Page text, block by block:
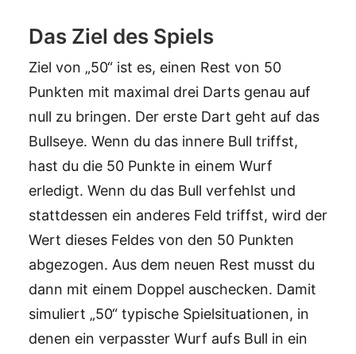
Das Ziel des Spiels
Ziel von „50“ ist es, einen Rest von 50
Punkten mit maximal drei Darts genau auf
null zu bringen. Der erste Dart geht auf das
Bullseye. Wenn du das innere Bull triffst,
hast du die 50 Punkte in einem Wurf
erledigt. Wenn du das Bull verfehlst und
stattdessen ein anderes Feld triffst, wird der
Wert dieses Feldes von den 50 Punkten
abgezogen. Aus dem neuen Rest musst du
dann mit einem Doppel auschecken. Damit
simuliert „50“ typische Spielsituationen, in
denen ein verpasster Wurf aufs Bull in ein